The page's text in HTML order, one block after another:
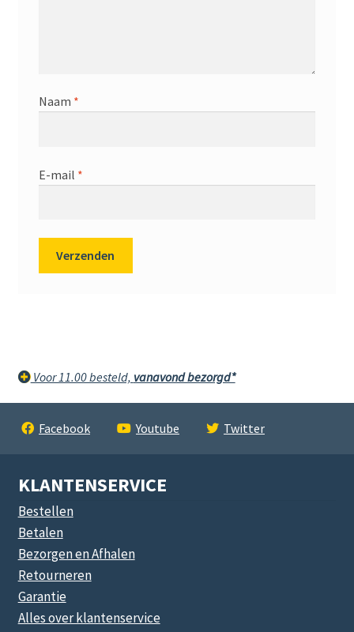
Naam *
E-mail *
Voor 11.00 besteld, vanavond bezorgd*
Facebook Youtube Twitter
KLANTENSERVICE
Bestellen
Betalen
Bezorgen en Afhalen
Retourneren
Garantie
Alles over klantenservice